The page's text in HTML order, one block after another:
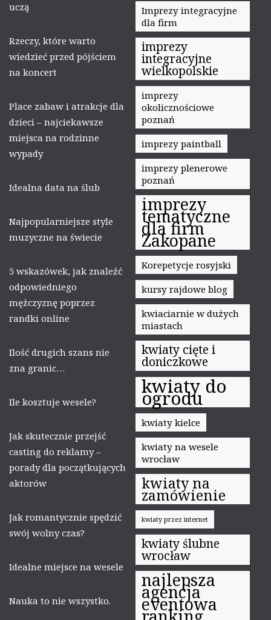
uczą
Rzeczy, które warto
wiedzieć przed pójściem
na koncert
Place zabaw i atrakcje dla
dzieci – najciekawsze
miejsca na rodzinne
wypady
Idealna data na ślub
Najpopularniejsze style
muzyczne na świecie
5 wskazówek, jak znaleźć
odpowiedniego
mężczyznę poprzez
randki online
Ilość drugich szans nie
zna granic…
Ile kosztuje wesele?
Jak skutecznie przejść
casting do reklamy –
porady dla początkujących
aktorów
Jak romantycznie spędzić
swój wolny czas?
Idealne miejsce na wesele
Nauka to nie wszystko.
Imprezy integracyjne
dla firm
imprezy
integracyjne
wielkopolskie
imprezy
okolicznościowe
poznań
imprezy paintball
imprezy plenerowe
poznań
imprezy
tematyczne
dla firm
Zakopane
Korepetycje rosyjski
kursy rajdowe blog
kwiaciarnie w dużych
miastach
kwiaty cięte i
doniczkowe
kwiaty do
ogrodu
kwiaty kielce
kwiaty na wesele
wrocław
kwiaty na
zamówienie
kwiaty przez internet
kwiaty ślubne
wrocław
najlepsza
agencja
eventowa